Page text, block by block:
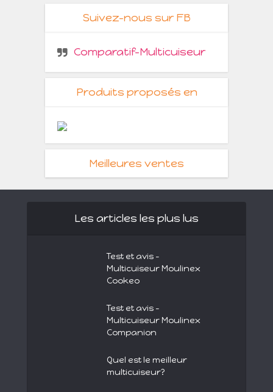
Suivez-nous sur FB
Comparatif-Multicuiseur
Produits proposés en
Meilleures ventes
Les articles les plus lus
Test et avis –
Multicuiseur Moulinex
Cookeo
Test et avis –
Multicuiseur Moulinex
Companion
Quel est le meilleur
multicuiseur?